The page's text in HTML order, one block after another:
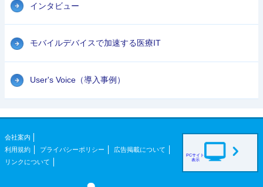
インタビュー
モバイルデバイスで加速する医療IT
User's Voice（導入事例）
会社案内
利用規約
プライバシーポリシー
広告掲載について
リンクについて
PCサイト
表示